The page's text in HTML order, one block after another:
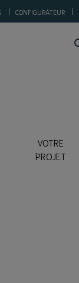
CONFIGURATEUR
VOTRE
PROJET